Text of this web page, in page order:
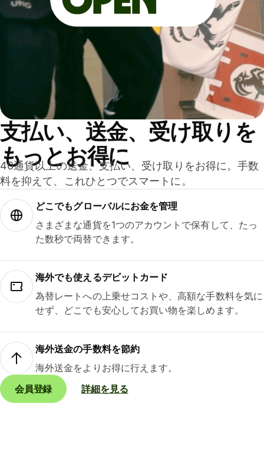
支払い、送金、受け取りを
もっとお得に
40通貨以上の送金、支払い、受け取りをお得に。手数
料を抑えて、これひとつでスマートに。
どこでもグ⁠ロ⁠ー⁠バ⁠ルにお金を管理
さまざまな通貨を1つのアカウントで保有して、たっ
た数秒で両替できます。
海外でも使えるデビットカード
為替レートへの上乗せコストや、高額な手数料を気に
せず、どこでも安心してお買い物を楽しめます。
海外送金の手数料を節約
海外送金をよりお得に行えます。
会員登録
詳細を見る